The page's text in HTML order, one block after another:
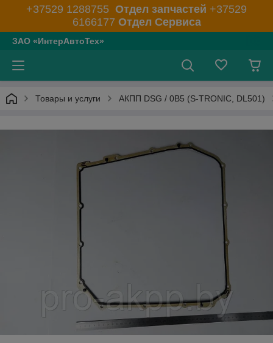
+37529 1288755 Отдел запчастей +37529
6166177 Отдел Сервиса
ЗАО «ИнтерАвтоТех»
Товары и услуги АКПП DSG / 0B5 (S-TRONIC, DL501)